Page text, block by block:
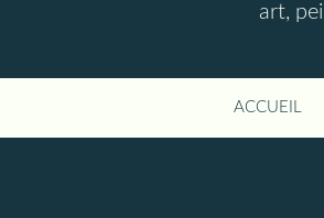
art,
ACCUEIL